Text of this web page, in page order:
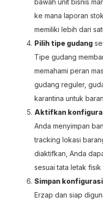
bawah unit bisnis
ke mana laporan
memiliki lebih dari
Pilih tipe gudang
Tipe gudang
memahami peran
gudang reguler,
karantina untuk
Aktifkan
Anda menyimpan
tracking lokasi
diaktifkan, Anda
sesuai tata letak
Simpan
Erzap dan siap